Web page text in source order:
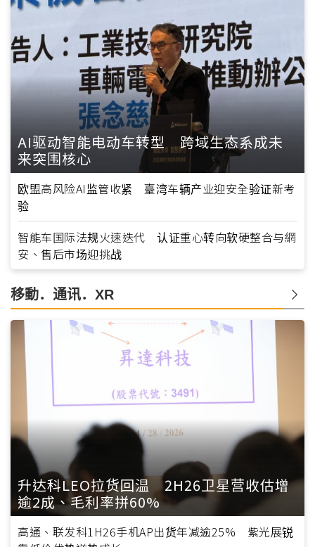
AI驱动智能电动车转型 跨域生态系成未
来突围核心
欧盟高风险AI监管收紧 臺湾车辆产业迎安全验证新考
验
智能车国际法规火速迭代 认证重心转向软硬整合与網
安、售后市场迎挑战
移動．通讯．XR
升达科LEO拉货回温 2H26卫星营收估增
逾2成、毛利率拼60%
高通、联发科1H26手机AP出货年减逾25% 紫光展锐